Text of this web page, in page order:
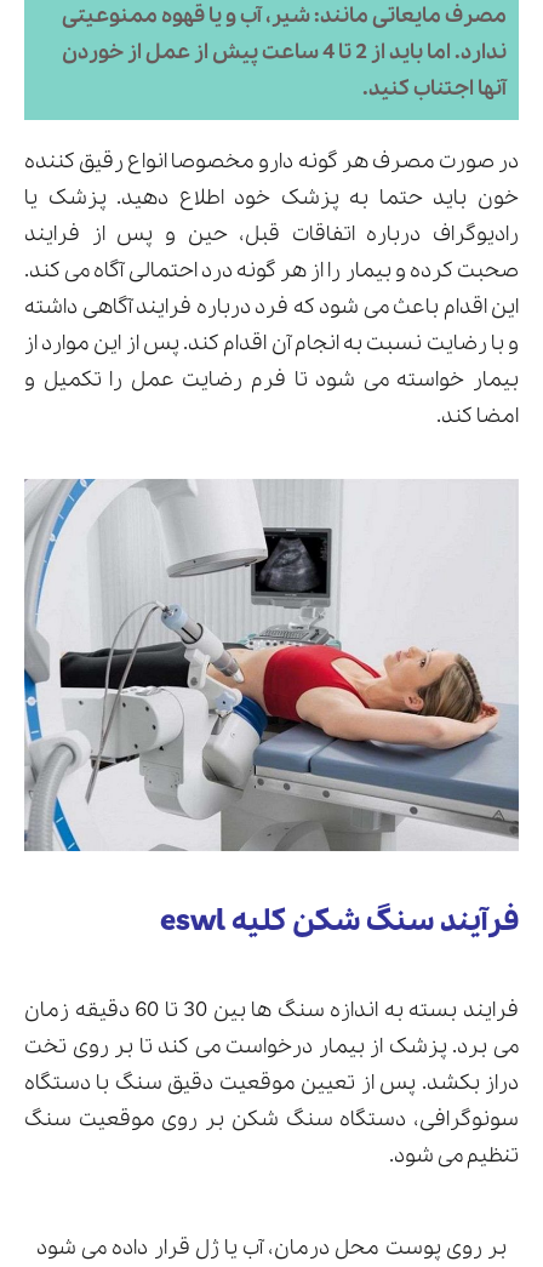
مصرف مایعاتی مانند: شیر، آب و یا قهوه ممنوعیتی
ندارد. اما باید از 2 تا 4 ساعت پیش از عمل از خوردن
آنها اجتناب کنید.
در صورت مصرف هر گونه دارو مخصوصا انواع رقیق کننده
خون باید حتما به پزشک خود اطلاع دهید. پزشک یا
رادیوگراف درباره اتفاقات قبل، حین و پس از فرایند
صحبت کرده و بیمار را از هر گونه درد احتمالی آگاه می کند.
این اقدام باعث می شود که فرد درباره فرایند آگاهی داشته
و با رضایت نسبت به انجام آن اقدام کند. پس از این موارد از
بیمار خواسته می شود تا فرم رضایت عمل را تکمیل و
امضا کند.
فرآیند سنگ شکن کلیه eswl
فرایند بسته به اندازه سنگ ها بین 30 تا 60 دقیقه زمان
می برد. پزشک از بیمار درخواست می کند تا بر روی تخت
دراز بکشد. پس از تعیین موقعیت دقیق سنگ با دستگاه
سونوگرافی، دستگاه سنگ شکن بر روی موقعیت سنگ
تنظیم می شود.
بر روی پوست محل درمان، آب یا ژل قرار داده می شود